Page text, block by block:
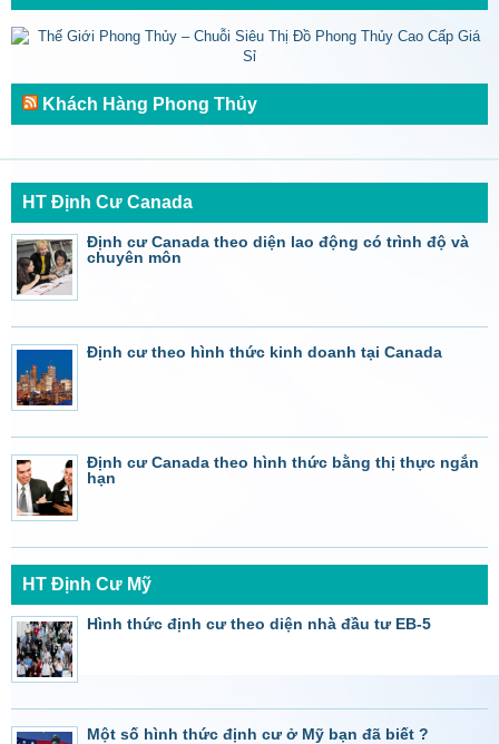
Khách Hàng Phong Thủy
HT Định Cư Canada
Định cư Canada theo diện lao động có trình độ và
chuyên môn
Định cư theo hình thức kinh doanh tại Canada
Định cư Canada theo hình thức bằng thị thực ngắn
hạn
HT Định Cư Mỹ
Hình thức định cư theo diện nhà đầu tư EB-5
Một số hình thức định cư ở Mỹ bạn đã biết ?